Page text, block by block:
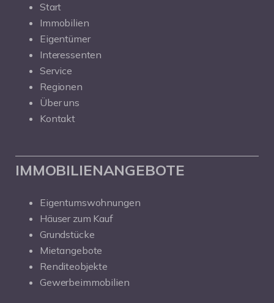
Start
Immobilien
Eigentümer
Interessenten
Service
Regionen
Über uns
Kontakt
IMMOBILIENANGEBOTE
Eigentumswohnungen
Häuser zum Kauf
Grundstücke
Mietangebote
Renditeobjekte
Gewerbeimmobilien